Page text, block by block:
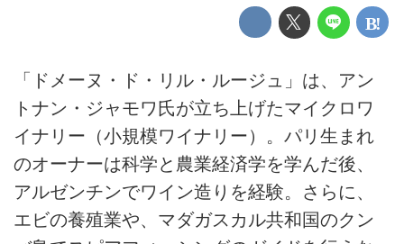
「ドメーヌ・ド・リル・ルージュ」は、アン
トナン・ジャモワ氏が立ち上げたマイクロワ
イナリー（小規模ワイナリー）。パリ生まれ
のオーナーは科学と農業経済学を学んだ後、
アルゼンチンでワイン造りを経験。さらに、
エビの養殖業や、マダガスカル共和国のクン